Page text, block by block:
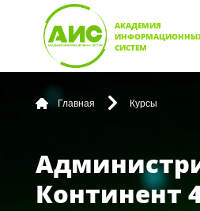
АКАДЕМИЯ
СИСТЕМ
Главная Курсы
Континент